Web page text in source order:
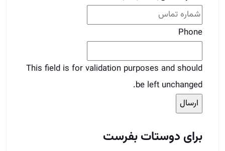
Phone
This field is for validation purposes and should
be left unchanged.
برای دوستات بفرست